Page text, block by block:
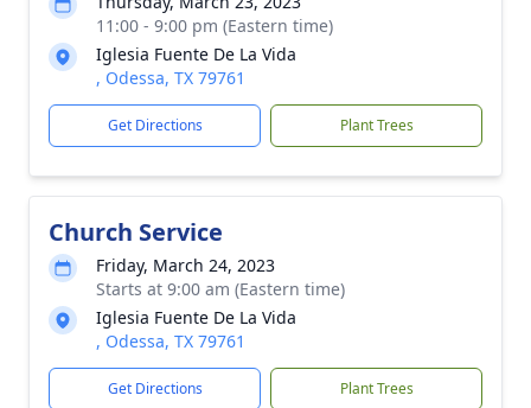
11:00 - 9:00 pm (Eastern time)
Iglesia Fuente De La Vida
, Odessa, TX 79761
Get Directions Plant Trees
Church Service
Friday, March 24, 2023
Starts at 9:00 am (Eastern time)
Iglesia Fuente De La Vida
, Odessa, TX 79761
Get Directions Plant Trees